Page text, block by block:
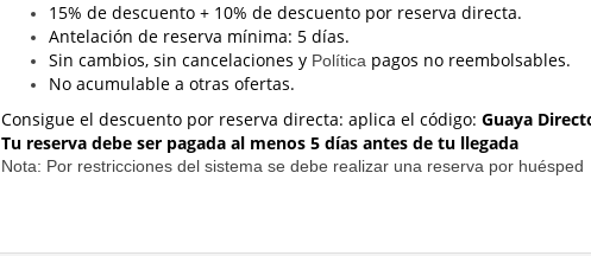
15% de descuento + 10% de descuento por reserva directa.
Antelación de reserva mínima: 5 días.
Sin cambios, sin cancelaciones y Política pagos no reembolsables.
No acumulable a otras ofertas.
Consigue el descuento por reserva directa: aplica el código: Guaya
Tu reserva debe ser pagada al menos 5 días antes de tu llegada
Nota: Por restricciones del sistema se debe realizar una reserva por huésped